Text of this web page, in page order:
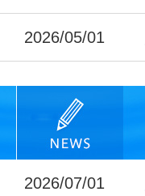
2026/05/01
2026/07/01